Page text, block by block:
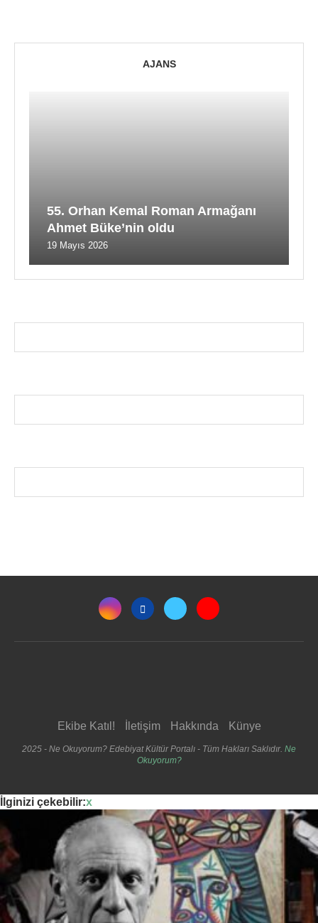
AJANS
55. Orhan Kemal Roman Armağanı
Ahmet Büke’nin oldu
19 Mayıs 2026
Ekibe Katıl! İletişim Hakkında Künye
2025 - Ne Okuyorum? Edebiyat Kültür Portalı - Tüm Hakları Saklıdır. Ne
Okuyorum?
İlginizi çekebilir:x